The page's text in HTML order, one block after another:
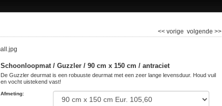
volgende >>
<< vorige
Schoonloopmat / Guzzler / 90 cm x 150 cm / antraciet
De Guzzler deurmat is een robuuste deurmat met een zeer lange levensduur. Houd vuil
en vocht uistekend vast!
Afmeting: